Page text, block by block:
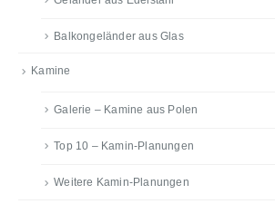
Balkongeländer aus Glas
Kamine
Galerie – Kamine aus Polen
Top 10 – Kamin-Planungen
Weitere Kamin-Planungen